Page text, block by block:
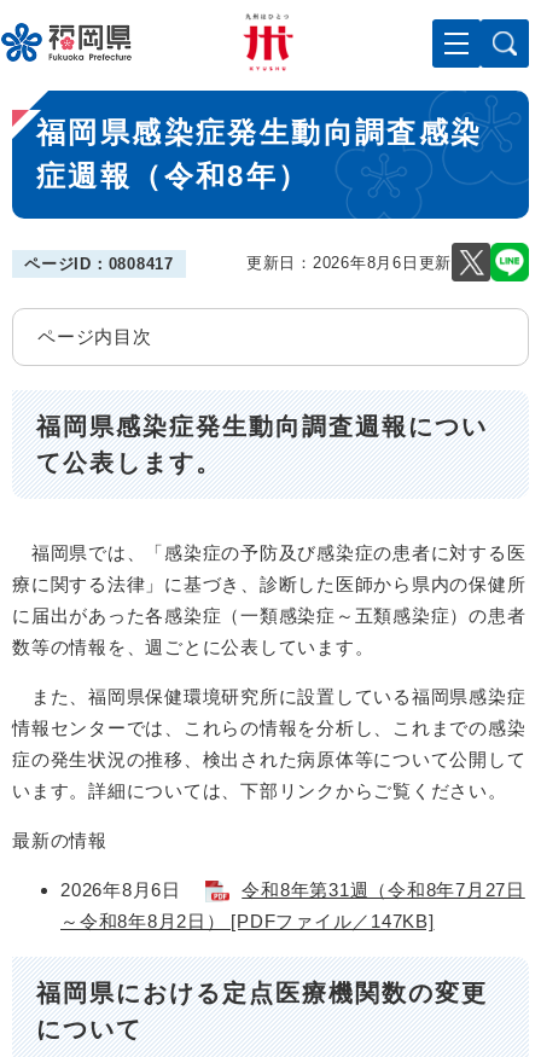
ー
ジ
先
頭
。
メニューを飛ばして本文へ
本
文
福岡県感染症発生動向調査感染
症週報（令和8年）
ページID：0808417 更新日：2026年8月6日更新
ページ内目次
福岡県感染症発生動向調査週報につい
て公表します。
福岡県では、「感染症の予防及び感染症の患者に対する医
療に関する法律」に基づき、診断した医師から県内の保健所
に届出があった各感染症（一類感染症～五類感染症）の患者
数等の情報を、週ごとに公表しています。
また、福岡県保健環境研究所に設置している福岡県感染症
情報センターでは、これらの情報を分析し、これまでの感染
症の発生状況の推移、検出された病原体等について公開して
います。詳細については、下部リンクからご覧ください。
最新の情報
2026年8月6日
令和8年第31週（令和8年7月27日
～令和8年8月2日） [PDFファイル／147KB]
福岡県における定点医療機関数の変更
について